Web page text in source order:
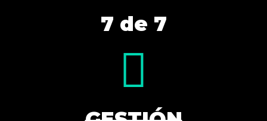
7 de 7